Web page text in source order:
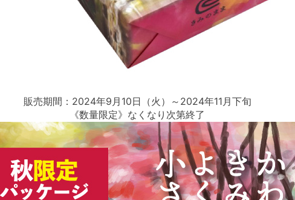
販売期間：2024年9月10日（火）～2024年11月下旬
《数量限定》なくなり次第終了